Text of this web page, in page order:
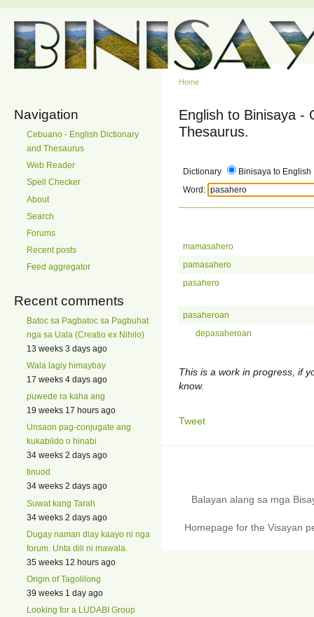
Navigation
Cebuano - English Dictionary
and Thesaurus
Web Reader
Spell Checker
About
Search
Forums
Recent posts
Feed aggregator
Recent comments
Batoc sa Pagbatoc sa Pagbuhat
nga sa Uala (Creatio ex Nihilo)
13 weeks 3 days ago
Wala lagiy himaybay
17 weeks 4 days ago
puwede ra kaha ang
19 weeks 17 hours ago
Unsaon pag-conjugate ang
kukabildo o hinabi
34 weeks 2 days ago
tinuod
34 weeks 2 days ago
Suwat kang Tarah
34 weeks 2 days ago
Dugay naman diay kaayo ni nga
forum. Unta dili ni mawala.
35 weeks 12 hours ago
Origin of Tagolilong
39 weeks 1 day ago
Looking for a LUDABI Group
Home
English to Binisaya -
Thesaurus.
Dictionary
Binisaya to English
Word:
mamasahero
pamasahero
pasahero
pasaheroan
depasaheroan
This is a work in progress, if
know.
Tweet
Balayan alang sa mga
Homepage for the Visayan